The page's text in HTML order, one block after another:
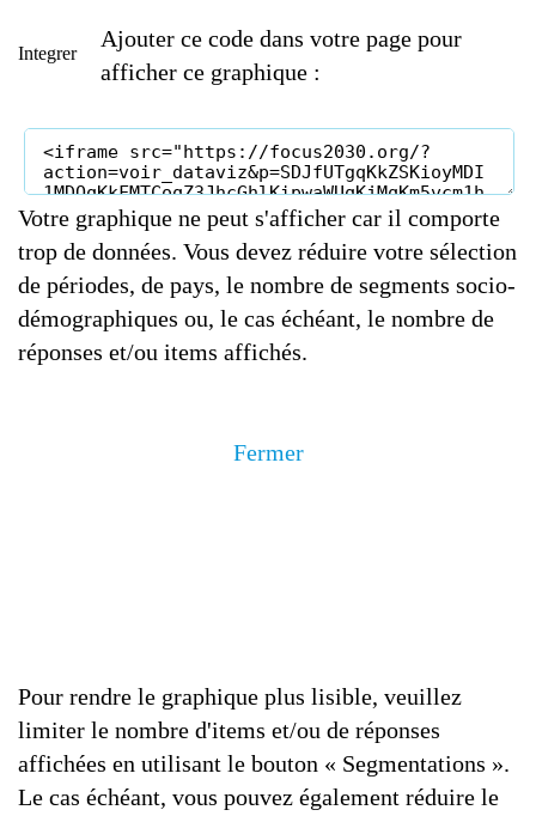
Integrer
Ajouter ce code dans votre page pour
afficher ce graphique :
Votre graphique ne peut s'afficher car il comporte
trop de données. Vous devez réduire votre sélection
de périodes, de pays, le nombre de segments socio-
démographiques ou, le cas échéant, le nombre de
réponses et/ou items affichés.
Fermer
Pour rendre le graphique plus lisible, veuillez
limiter le nombre d'items et/ou de réponses
affichées en utilisant le bouton « Segmentations ».
Le cas échéant, vous pouvez également réduire le